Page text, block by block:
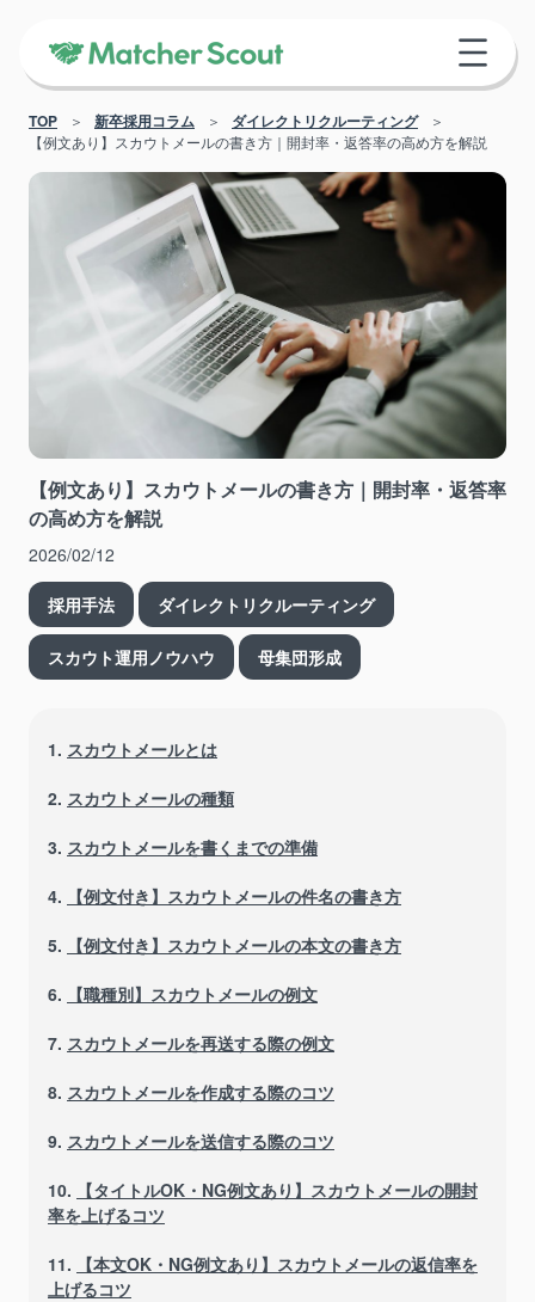
TOP 新卒採用コラム ダイレクトリクルーティング
【例文あり】スカウトメールの書き方｜開封率・返答率の高め方を解説
【例文あり】スカウトメールの書き方｜開封率・返答率
の高め方を解説
2026/02/12
採用手法 ダイレクトリクルーティング
スカウト運用ノウハウ 母集団形成
1. スカウトメールとは
2. スカウトメールの種類
3. スカウトメールを書くまでの準備
4. 【例文付き】スカウトメールの件名の書き方
5. 【例文付き】スカウトメールの本文の書き方
6. 【職種別】スカウトメールの例文
7. スカウトメールを再送する際の例文
8. スカウトメールを作成する際のコツ
9. スカウトメールを送信する際のコツ
10.
【タイトルOK・NG例文あり】スカウトメールの開封
率を上げるコツ
11.
【本文OK・NG例文あり】スカウトメールの返信率を
上げるコツ